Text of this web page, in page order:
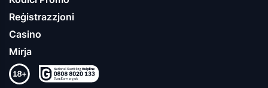
Reġistrazzjoni
Casino
Mirja